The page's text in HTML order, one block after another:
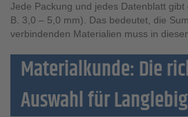
Jede Packung und jedes Datenblatt gibt
B. 3,0 – 5,0 mm). Das bedeutet, die
verbindenden Materialien muss in
Materialkunde: Die
Auswahl für